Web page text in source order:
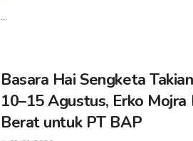
Basara Hai Sengketa
10–15 Agustus, Erko
Berat untuk PT BAP